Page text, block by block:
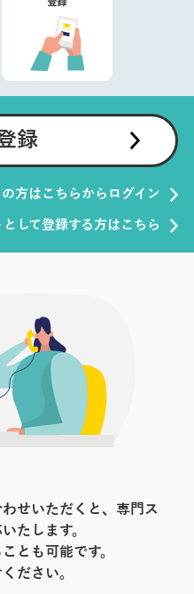
録
方はこちらからログイン
して登録する方はこちら
せいただくと、専門ス
たします。
とも可能です。
ださい。